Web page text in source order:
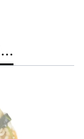
do ostatniej